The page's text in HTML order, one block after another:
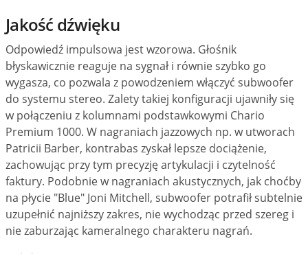
Jakość dźwięku
Odpowiedź impulsowa jest wzorowa. Głośnik
błyskawicznie reaguje na sygnał i równie szybko go
wygasza, co pozwala z powodzeniem włączyć subwoofer
do systemu stereo. Zalety takiej konfiguracji ujawniły się
w połączeniu z kolumnami podstawkowymi Chario
Premium 1000. W nagraniach jazzowych np. w utworach
Patricii Barber, kontrabas zyskał lepsze dociążenie,
zachowując przy tym precyzję artykulacji i czytelność
faktury. Podobnie w nagraniach akustycznych, jak choćby
na płycie "Blue" Joni Mitchell, subwoofer potrafił subtelnie
uzupełnić najniższy zakres, nie wychodząc przed szereg i
nie zaburzając kameralnego charakteru nagrań.